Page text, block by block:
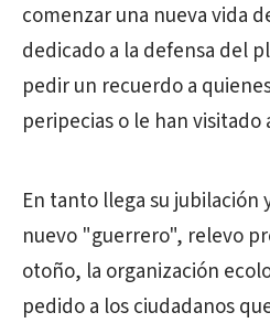
comenzar una nueva vida
dedicado a la defensa del
pedir un recuerdo a
peripecias o le han visitado
En tanto llega su jubilación
nuevo "guerrero", relevo
otoño, la organización
pedido a los ciudadanos